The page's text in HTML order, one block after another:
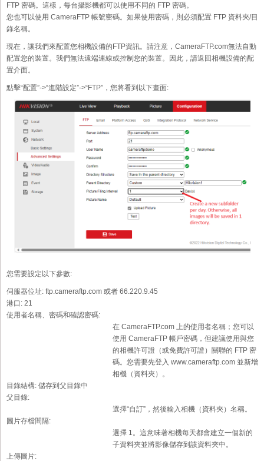
FTP 密碼。這樣，每台攝影機都可以使用不同的 FTP 密碼。
您也可以使用 CameraFTP 帳號密碼。如果使用密碼，則必須配置 FTP 資料夾/目
錄名稱。
現在，讓我們來配置您相機設備的FTP資訊。請注意，CameraFTP.com無法自動
配置您的裝置。我們無法遠端連線或控制您的裝置。因此，請返回相機設備的配
置介面。
點擊“配置”->“進階設定”->“FTP”，您將看到以下畫面:
您需要設定以下參數:
伺服器位址: ftp.cameraftp.com 或者 66.220.9.45
港口: 21
使用者名稱、密碼和確認密碼:
在 CameraFTP.com 上的使用者名稱；您可以
使用 CameraFTP 帳戶密碼，但建議使用與您
的相機許可證（或免費許可證）關聯的 FTP 密
碼。您需要先登入 www.cameraftp.com 並新增
相機（資料夾）。
目錄結構: 儲存到父目錄中
父目錄:
選擇“自訂”，然後輸入相機（資料夾）名稱。
圖片存檔間隔:
選擇 1。這意味著相機每天都會建立一個新的
子資料夾並將影像儲存到該資料夾中。
上傳圖片: